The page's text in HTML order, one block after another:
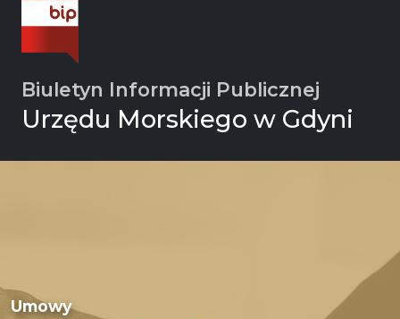
Biuletyn Informacji Publicznej
Urzędu Morskiego w Gdyni
Umowy